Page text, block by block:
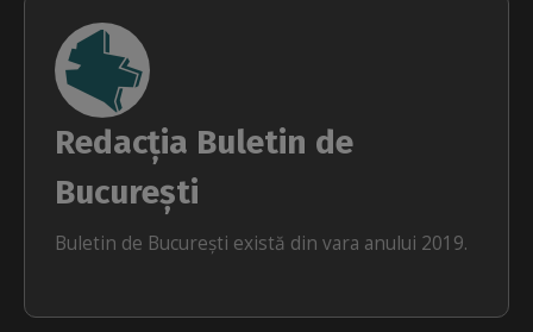
Redacția Buletin de
București
Buletin de București există din vara anului 2019.